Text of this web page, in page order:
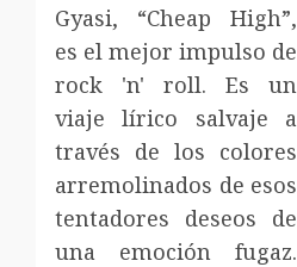
Gyasi, “Cheap High”,
es el mejor impulso de
rock 'n' roll. Es un
viaje lírico salvaje a
través de los colores
arremolinados de esos
tentadores deseos de
una emoción fugaz.